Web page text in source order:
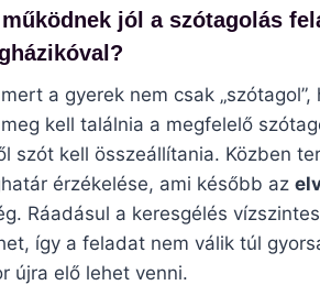
jól a szótagolás
a gyerek nem csak
kell találnia a megfelelő
szót kell összeállítania. Közben
érzékelése, ami később az
Ráadásul a keresgélés
így a feladat nem válik túl
újra elő lehet venni.